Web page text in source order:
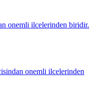
onemli ilcelerinden biridir.
onemli ilcelerinden